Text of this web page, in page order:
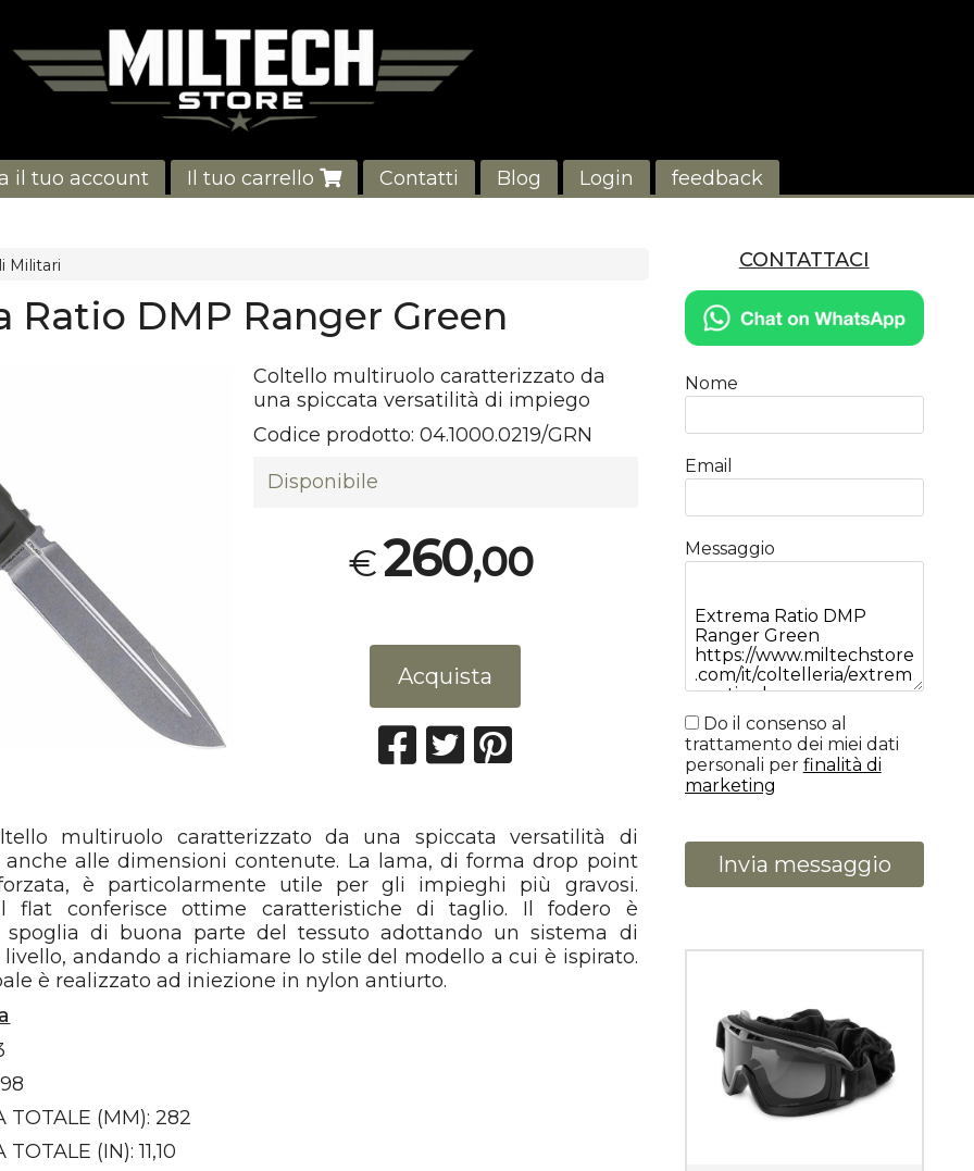
il tuo account Il tuo carrello Contatti Blog Login feedback
Militari
Ratio DMP Ranger Green
Coltello multiruolo caratterizzato da
una spiccata versatilità di impiego
Codice prodotto:04.1000.0219/GRN
Disponibile
€260,00
Acquista
multiruolo caratterizzato da una spiccata versatilità di
alle dimensioni contenute. La lama, di forma drop point
è particolarmente utile per gli impieghi più gravosi.
flat conferisce ottime caratteristiche di taglio. Il fodero è
spoglia di buona parte del tessuto adottando un sistema di
andando a richiamare lo stile del modello a cui è ispirato.
è realizzato ad iniezione in nylon antiurto.
TOTALE (MM): 282
(IN): 11,10
CONTATTACI
Nome
Email
Messaggio
Do il consenso al
trattamento dei miei dati
personali per finalità di
marketing
Invia messaggio